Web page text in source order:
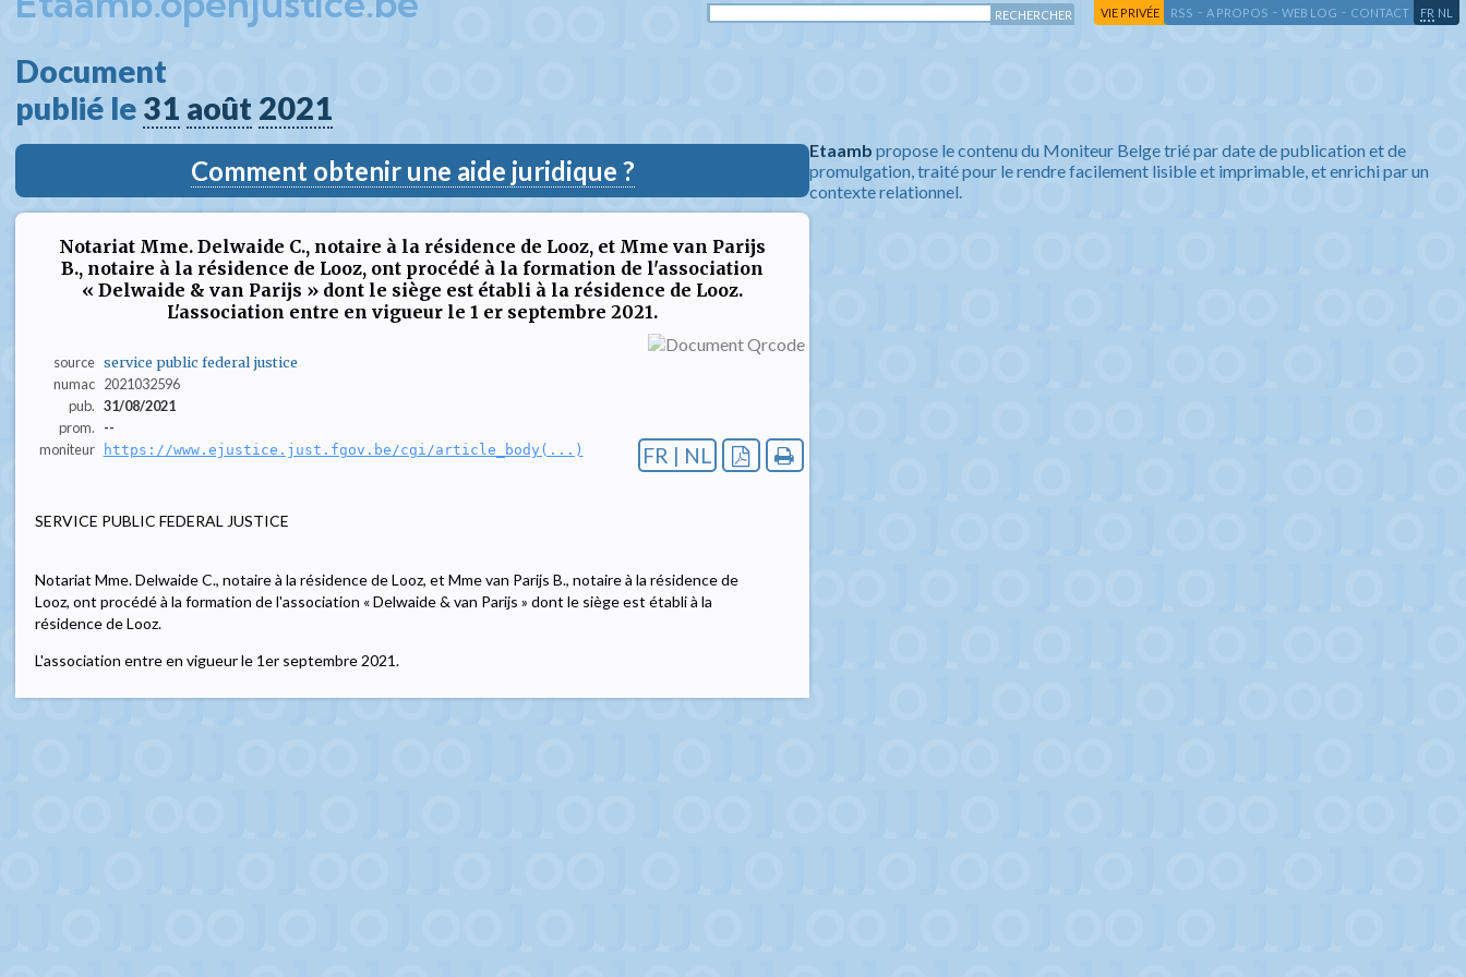
VIE PRIVÉE RSS - A PROPOS - WEB LOG - CONTACT FR NL
Document
publié le 31 août 2021
Comment obtenir une aide juridique ?
Notariat Mme. Delwaide C., notaire à la résidence de Looz, et Mme van Parijs
B., notaire à la résidence de Looz, ont procédé à la formation de l'association
« Delwaide & van Parijs » dont le siège est établi à la résidence de Looz.
L'association entre en vigueur le 1 er septembre 2021.
source service public federal justice
numac 2021032596
pub. 31/08/2021
prom.
--
moniteur
https://www.ejustice.just.fgov.be/cgi/article_body(...) FR | NL
SERVICE PUBLIC FEDERAL JUSTICE
Notariat Mme. Delwaide C., notaire à la résidence de Looz, et Mme van Parijs B., notaire à la résidence de
Looz, ont procédé à la formation de l'association « Delwaide & van Parijs » dont le siège est établi à la
résidence de Looz.
L'association entre en vigueur le 1er septembre 2021.
Etaamb propose le contenu du Moniteur Belge trié par date de publication et de
promulgation, traité pour le rendre facilement lisible et imprimable, et enrichi par un
contexte relationnel.